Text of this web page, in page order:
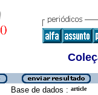
Base de dados : article